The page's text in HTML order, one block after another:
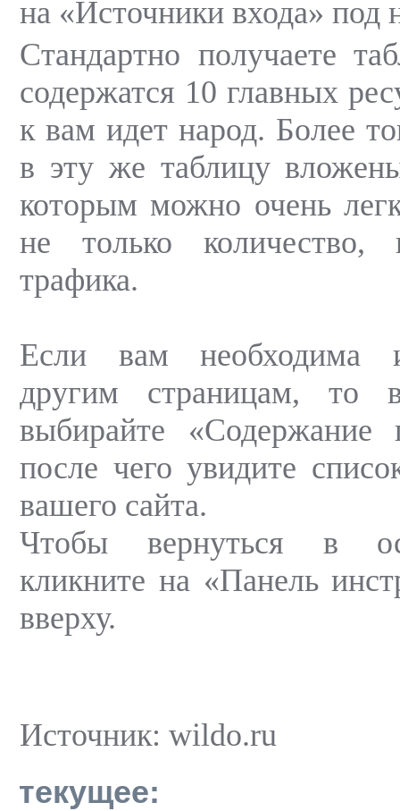
на «Источники входа» под
Стандартно получаете
содержатся 10 главных
к вам идет народ. Более
в эту же таблицу
которым можно очень
не только
трафика.
Если вам необходима
другим страницам, то
выбирайте «Содержание
после чего увидите
вашего сайта.
Чтобы вернуться в
кликните на «Панель
вверху.
Источник: wildo.ru
текущее: